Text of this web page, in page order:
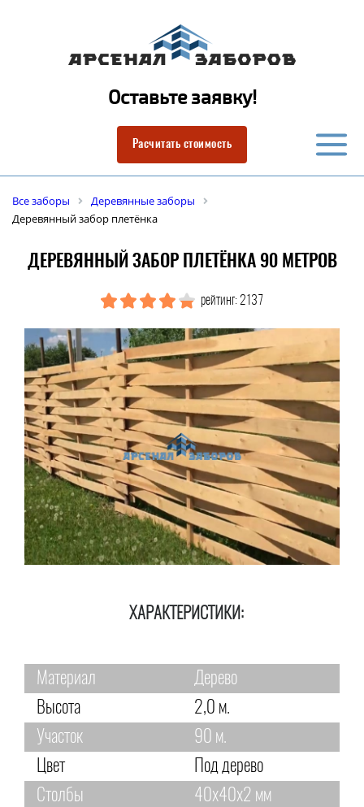
Оставьте заявку!
Расчитать стоимость
Все заборы
Деревянные заборы
Деревянный забор плетёнка
ДЕРЕВЯННЫЙ ЗАБОР ПЛЕТЁНКА 90 МЕТРОВ
рейтинг: 2137
ХАРАКТЕРИСТИКИ:
Материал
Дерево
Высота
2,0 м.
Участок
90 м.
Цвет
Под дерево
Столбы
40х40х2 мм